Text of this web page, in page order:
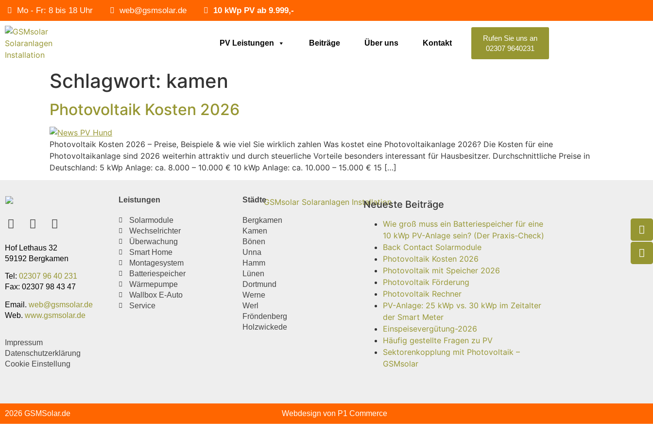
Mo - Fr: 8 bis 18 Uhr web@gsmsolar.de 10 kWp PV ab 9.999,-
PV Leistungen Beiträge Über uns Kontakt
Rufen Sie uns an
02307 9640231
Schlagwort: kamen
Photovoltaik Kosten 2026
Photovoltaik Kosten 2026 – Preise, Beispiele & wie viel Sie wirklich zahlen Was kostet eine Photovoltaikanlage 2026? Die Kosten für eine
Photovoltaikanlage sind 2026 weiterhin attraktiv und durch steuerliche Vorteile besonders interessant für Hausbesitzer. Durchschnittliche Preise in
Deutschland: 5 kWp Anlage: ca. 8.000 – 10.000 € 10 kWp Anlage: ca. 10.000 – 15.000 € 15 […]
Hof Lethaus 32
59192 Bergkamen
Tel: 02307 96 40 231
Fax: 02307 98 43 47
Email. web@gsmsolar.de
Web. www.gsmsolar.de
Impressum
Datenschutzerklärung
Cookie Einstellung
Leistungen
Solarmodule
Wechselrichter
Überwachung
Smart Home
Montagesystem
Batteriespeicher
Wärmepumpe
Wallbox E-Auto
Service
Städte
Bergkamen
Kamen
Bönen
Unna
Hamm
Lünen
Dortmund
Werne
Werl
Fröndenberg
Holzwickede
Neueste Beiträge
Wie groß muss ein Batteriespeicher für eine
10 kWp PV-Anlage sein? (Der Praxis-Check)
Back Contact Solarmodule
Photovoltaik Kosten 2026
Photovoltaik mit Speicher 2026
Photovoltaik Förderung
Photovoltaik Rechner
PV-Anlage: 25 kWp vs. 30 kWp im Zeitalter
der Smart Meter
Einspeisevergütung-2026
Häufig gestellte Fragen zu PV
Sektorenkopplung mit Photovoltaik –
GSMsolar
2026 GSMSolar.de Webdesign von P1 Commerce